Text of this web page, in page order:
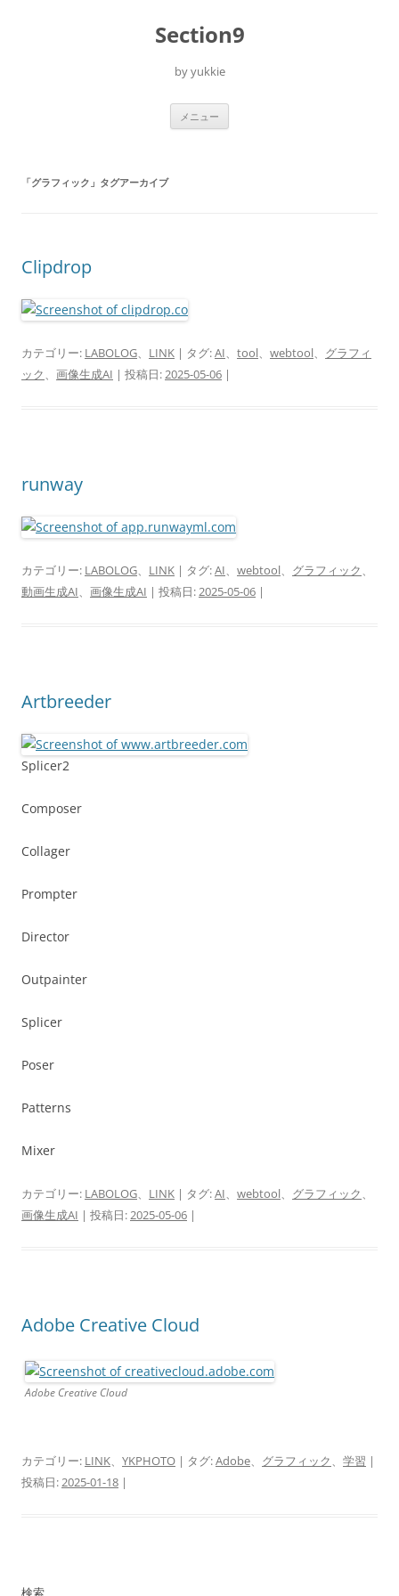
Section9
by yukkie
メニュー
「グラフィック 」タグアーカイブ
Clipdrop
カテゴリー: LABOLOG、 LINK | タグ:AI、 tool、 webtool、 グラフィ
ック、 画像生成AI | 投稿日:2025-05-06 |
runway
カテゴリー: LABOLOG、 LINK | タグ:AI、 webtool、 グラフィック、
動画生成AI、 画像生成AI | 投稿日:2025-05-06 |
Artbreeder
Splicer2
Composer
Collager
Prompter
Director
Outpainter
Splicer
Poser
Patterns
Mixer
カテゴリー: LABOLOG、 LINK | タグ:AI、 webtool、 グラフィック、
画像生成AI | 投稿日:2025-05-06 |
Adobe Creative Cloud
Adobe Creative Cloud
カテゴリー: LINK、 YKPHOTO | タグ:Adobe、 グラフィック、 学習 |
投稿日:2025-01-18 |
検索